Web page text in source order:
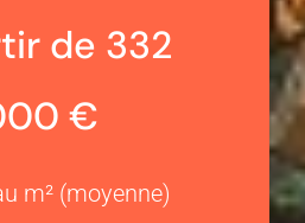
de 332
€
m² (moyenne)